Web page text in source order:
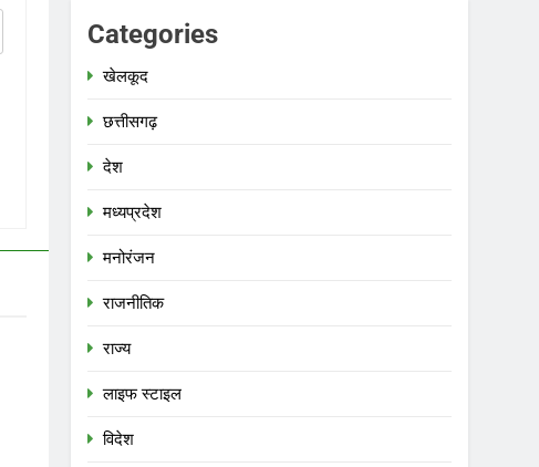
Categories
खेलकूद
छत्तीसगढ़
देश
मध्‍यप्रदेश
मनोरंजन
राजनीतिक
राज्य
लाइफ स्टाइल
विदेश